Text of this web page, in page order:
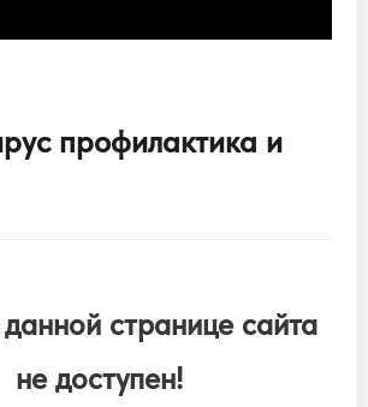
профилактика и
странице сайта
не доступен!